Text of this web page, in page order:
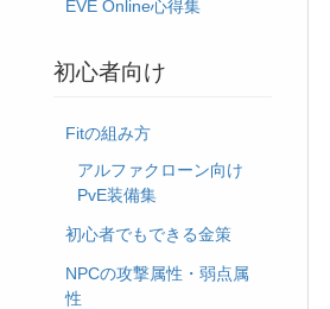
EVE Online心得集
初心者向け
Fitの組み方
アルファクローン向け
PvE装備集
初心者でもできる金策
NPCの攻撃属性・弱点属
性